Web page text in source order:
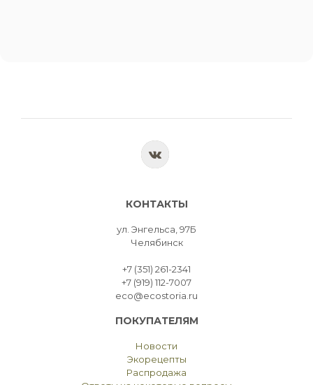
КОНТАКТЫ
ул. Энгельса, 97Б
Челябинск
+7 (351) 261-2341
+7 (919) 112-7007
eco@ecostoria.ru
ПОКУПАТЕЛЯМ
Новости
Экорецепты
Распродажа